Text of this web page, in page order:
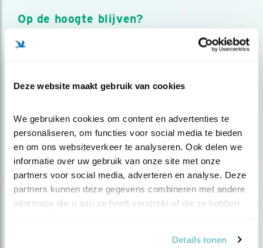
Deze website maakt gebruik van cookies
We gebruiken cookies om content en advertenties te
personaliseren, om functies voor social media te bieden
en om ons websiteverkeer te analyseren. Ook delen we
informatie over uw gebruik van onze site met onze
partners voor social media, adverteren en analyse. Deze
partners kunnen deze gegevens combineren met andere
informatie die u aan ze heeft verstrekt of die ze hebben
Details tonen
Op de hoogte blijven?
Meld je aan en ontvang nieuws, inspiratie, acties en tips
over vogels en activiteiten van Vogelbescherming.